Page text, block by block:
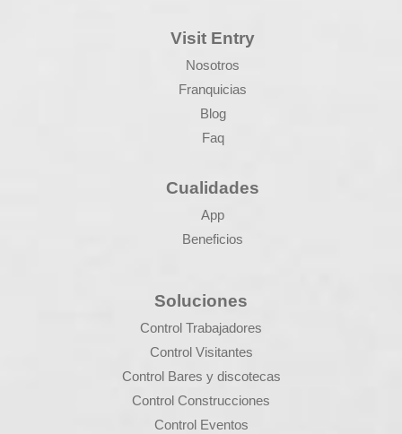
Visit Entry
Nosotros
Franquicias
Blog
Faq
Cualidades
App
Beneficios
Soluciones
Control Trabajadores
Control Visitantes
Control Bares y discotecas
Control Construcciones
Control Eventos